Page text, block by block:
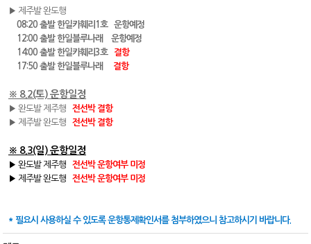
▶ 제주발 완도행
08:20 출발 한일카훼리1호 운항예정
12:00 출발 한일블루나래 운항예정
14:00 출발 한일카훼리3호 결항
17:50 출발 한일블루나래
결항
※ 8.2(토) 운항일정
▶ 완도발 제주행 전선박 결항
▶ 제주발 완도행
전선박 결항
※ 8.3(일) 운항일정
▶ 완도발 제주행 전선박 운항여부 미정
▶ 제주발 완도행
전선박 운항여부 미정
* 필요시 사용하실 수 있도록 운항통제확인서를 첨부하였으니 참고하시기 바랍니다.